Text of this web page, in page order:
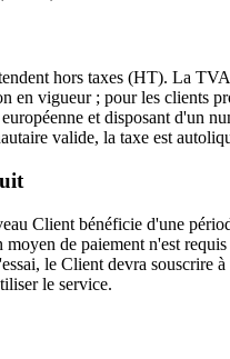
hors taxes (HT). La
en vigueur ; pour les clients
et disposant d'un
valide, la taxe est
Client bénéficie d'une
moyen de paiement n'est
le Client devra souscrire
le service.